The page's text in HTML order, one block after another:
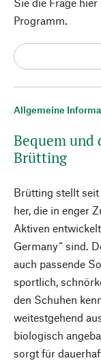
Allgemeine
Bequem und
Brütting
Brütting stellt seit
her, die in enger
Aktiven
Germany“ sind.
auch passende
sportlich,
den Schuhen
weitestgehend
biologisch
sorgt für
Programm.